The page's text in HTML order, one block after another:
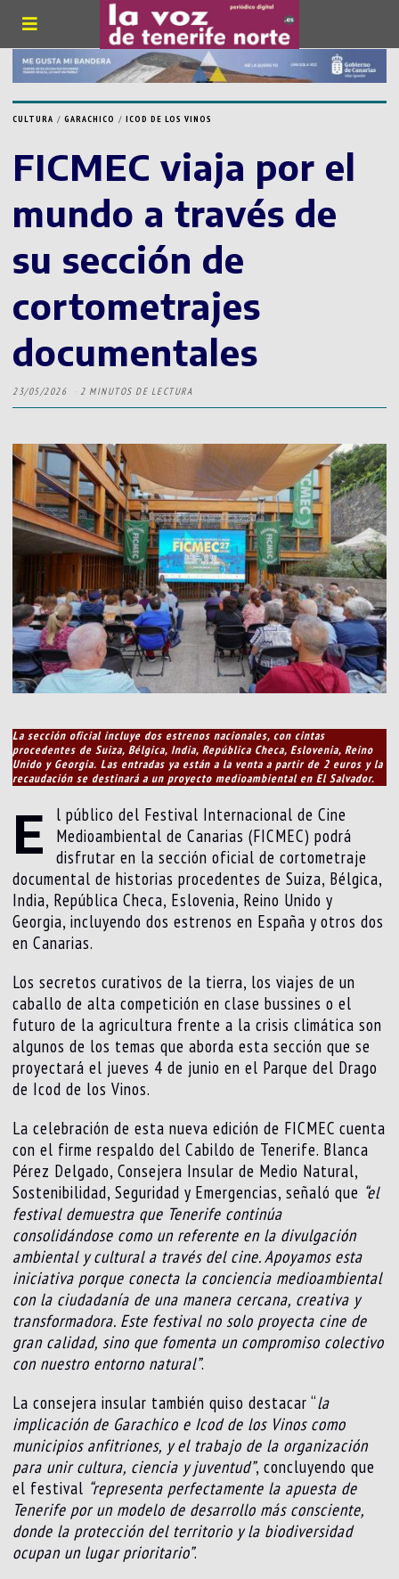
CULTURA / GARACHICO / ICOD DE LOS VINOS
FICMEC viaja por el
mundo a través de
su sección de
cortometrajes
documentales
23/05/2026 2 MINUTOS DE LECTURA
La sección oficial incluye dos estrenos nacionales, con cintas
procedentes de Suiza, Bélgica, India, República Checa, Eslovenia, Reino
Unido y Georgia. Las entradas ya están a la venta a partir de 2 euros y la
recaudación se destinará a un proyecto medioambiental en El Salvador.
E
l público del Festival Internacional de Cine
Medioambiental de Canarias (FICMEC) podrá
disfrutar en la sección oficial de cortometraje
documental de historias procedentes de Suiza, Bélgica,
India, República Checa, Eslovenia, Reino Unido y
Georgia, incluyendo dos estrenos en España y otros dos
en Canarias.
Los secretos curativos de la tierra, los viajes de un
caballo de alta competición en clase bussines o el
futuro de la agricultura frente a la crisis climática son
algunos de los temas que aborda esta sección que se
proyectará el jueves 4 de junio en el Parque del Drago
de Icod de los Vinos.
La celebración de esta nueva edición de FICMEC cuenta
con el firme respaldo del Cabildo de Tenerife. Blanca
Pérez Delgado, Consejera Insular de Medio Natural,
Sostenibilidad, Seguridad y Emergencias, señaló que “el
festival demuestra que Tenerife continúa
consolidándose como un referente en la divulgación
ambiental y cultural a través del cine. Apoyamos esta
iniciativa porque conecta la conciencia medioambiental
con la ciudadanía de una manera cercana, creativa y
transformadora. Este festival no solo proyecta cine de
gran calidad, sino que fomenta un compromiso colectivo
con nuestro entorno natural”.
La consejera insular también quiso destacar “la
implicación de Garachico e Icod de los Vinos como
municipios anfitriones, y el trabajo de la organización
para unir cultura, ciencia y juventud”, concluyendo que
el festival “representa perfectamente la apuesta de
Tenerife por un modelo de desarrollo más consciente,
donde la protección del territorio y la biodiversidad
ocupan un lugar prioritario”.